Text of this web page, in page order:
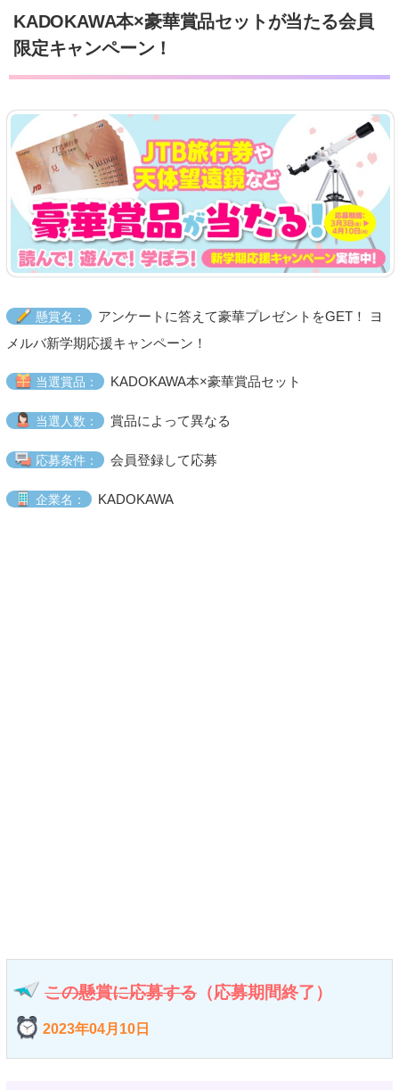
KADOKAWA本×豪華賞品セットが当たる会員
限定キャンペーン！
懸賞名：
アンケートに答えて豪華プレゼントをGET！ ヨ
メルバ新学期応援キャンペーン！
当選賞品： KADOKAWA本×豪華賞品セット
当選人数： 賞品によって異なる
応募条件： 会員登録して応募
企業名： KADOKAWA
この懸賞に応募する （応募期間終了）
2023年04月10日